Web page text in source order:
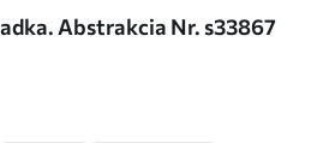
Abstrakcia Nr. s33867